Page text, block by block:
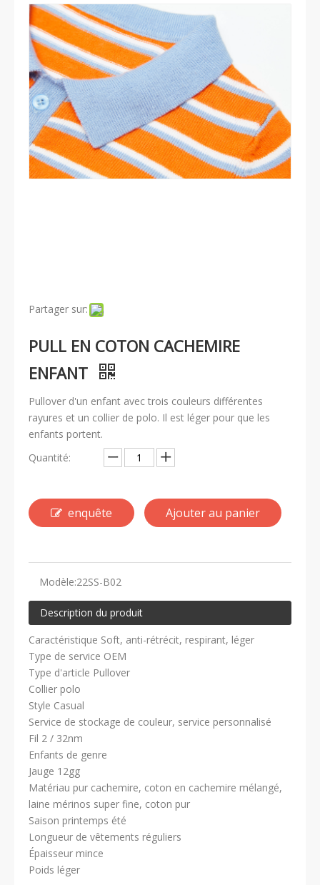
Partager sur:
PULL EN COTON CACHEMIRE
ENFANT
Pullover d'un enfant avec trois couleurs différentes
rayures et un collier de polo. Il est léger pour que les
enfants portent.
Quantité:
enquête Ajouter au panier
Modèle:22SS-B02
Description du produit
Caractéristique Soft, anti-rétrécit, respirant, léger
Type de service OEM
Type d'article Pullover
Collier polo
Style Casual
Service de stockage de couleur, service personnalisé
Fil 2 / 32nm
Enfants de genre
Jauge 12gg
Matériau pur cachemire, coton en cachemire mélangé,
laine mérinos super fine, coton pur
Saison printemps été
Longueur de vêtements réguliers
Épaisseur mince
Poids léger